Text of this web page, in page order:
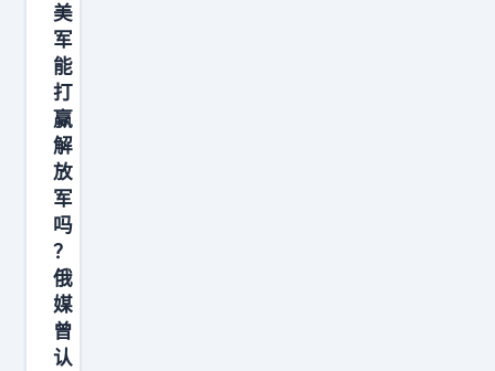
赌
中
国
不
敢
武
力
收
复
台
湾
，
美
军
能
打
赢
解
放
军
吗
？
俄
媒
曾
认